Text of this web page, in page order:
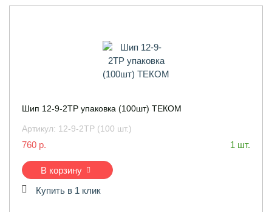
Шип 12-9-2ТР упаковка (100шт) ТЕКОМ
Артикул: 12-9-2ТР (100 шт.)
760 р. 1 шт.
В корзину
Купить в 1 клик